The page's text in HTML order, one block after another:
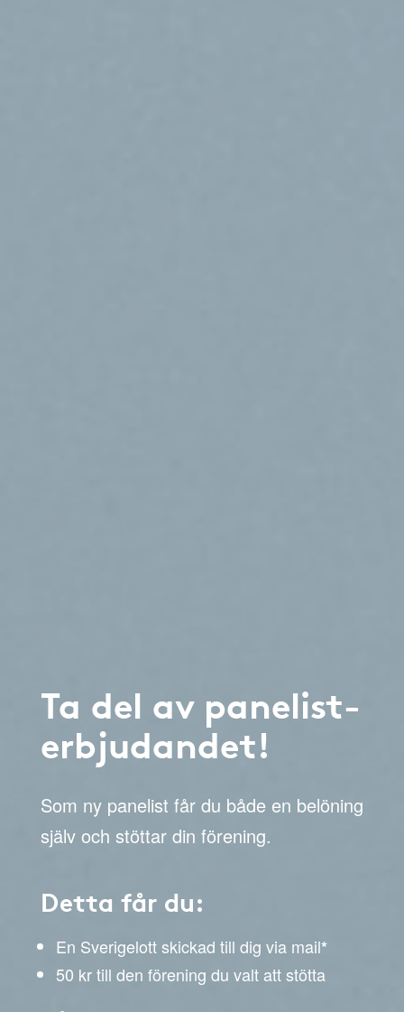
Ta del av panelist-
erbjudandet!
Som ny panelist får du både en belöning
själv och stöttar din förening.
Detta får du:
En Sverigelott skickad till dig via mail*
50 kr till den förening du valt att stötta